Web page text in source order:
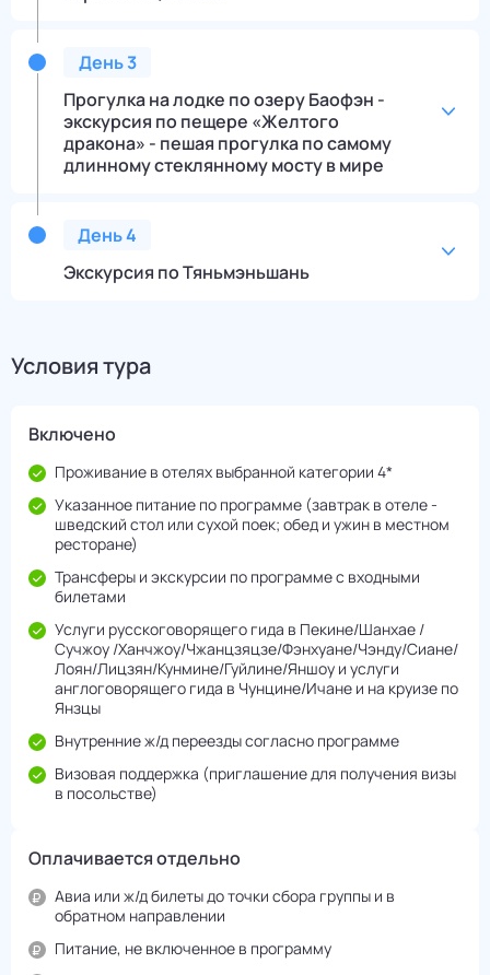
День3
Прогулка на лодке по озеру Баофэн -
экскурсия по пещере «Желтого
дракона» - пешая прогулка по самому
длинному стеклянному мосту в мире
День4
Экскурсия по Тяньмэньшань
Условия тура
Включено
Проживание в отелях выбранной категории 4*
Указанное питание по программе (завтрак в отеле -
шведский стол или сухой поек; обед и ужин в местном
ресторане)
Трансферы и экскурсии по программе с входными
билетами
Услуги русскоговорящего гида в Пекине/Шанхае /
Сучжоу /Ханчжоу/Чжанцзяцзе/Фэнхуане/Чэнду/Cиане/
Лоян/Лицзян/Кунмине/Гуйлине/Яншоу и услуги
англоговорящего гида в Чунцине/Ичане и на круизе по
Янзцы
Внутренние ж/д переезды согласно программе
Визовая поддержка (приглашение для получения визы
в посольстве)
Оплачивается отдельно
Авиа или ж/д билеты до точки сбора группы и в
обратном направлении
Питание, не включенное в программу